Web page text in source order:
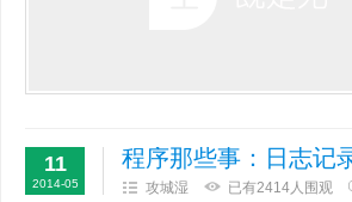
11
2014-05
程序那些事：日志记
攻城湿 已有2414人围观